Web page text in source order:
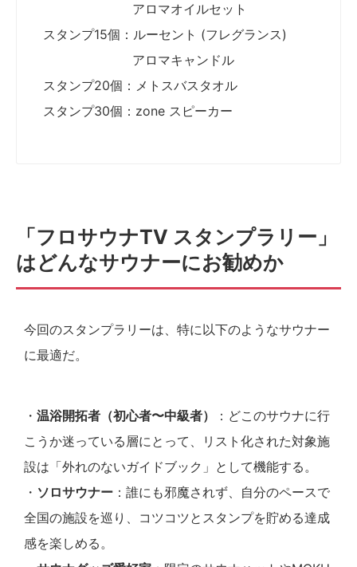
アロマオイルセット
スタンプ15個：ルーセント (フレグランス)
アロマキャンドル
スタンプ20個：メトスバスタオル
スタンプ30個：zone スピーカー
「フロサウナTV スタンプラリー」
はどんなサウナーにお勧めか
今回のスタンプラリーは、特に以下のようなサウナー
に最適だ。
・ 温浴開拓者（初心者〜中級者）
：どこのサウナに行
こうか迷っている層にとって、リスト化された対象施
設は「外れのないガイドブック」として機能する。
・ ソロサウナー ：誰にも邪魔されず、自分のペースで
全国の施設を巡り、コツコツとスタンプを貯める達成
感を楽しめる。